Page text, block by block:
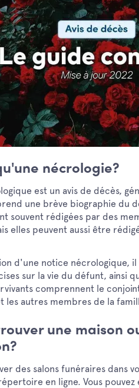
nécrologie?
est un avis de décès,
une brève biographie du
souvent rédigées par des
elles peuvent aussi être
d'une notice nécrologique,
sur la vie du défunt, ainsi
comprennent le
les autres membres de la
une maison
des salons funéraires dans
en ligne. Vous